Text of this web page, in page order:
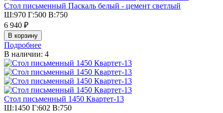
Стол письменный Паскаль белый - цемент светлый
Ш:970 Г:500 В:750
6 940 ₽
Подробнее
В наличии: 4
Стол письменный 1450 Квартет-13
Ш:1450 Г:602 В:750